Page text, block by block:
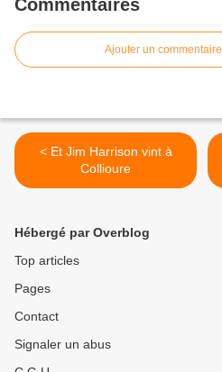
Commentaires
Ajouter un commentaire
< Et Jim Harrison vint à
Collioure
Hébergé par Overblog
Top articles
Pages
Contact
Signaler un abus